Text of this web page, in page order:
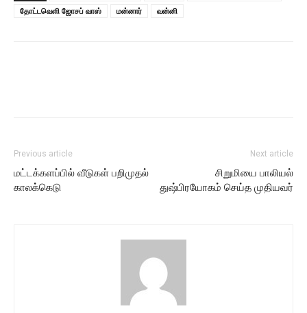
தோட்டவெளி ஜோசப் வாஸ்
மன்னார் வன்னி
Previous article
மட்டக்களப்பில் வீடுகள் பறிமுதல்
காலக்கெடு
Next article
சிறுமியை பாலியல்
துஷ்பிரயோகம் செய்த முதியவர்